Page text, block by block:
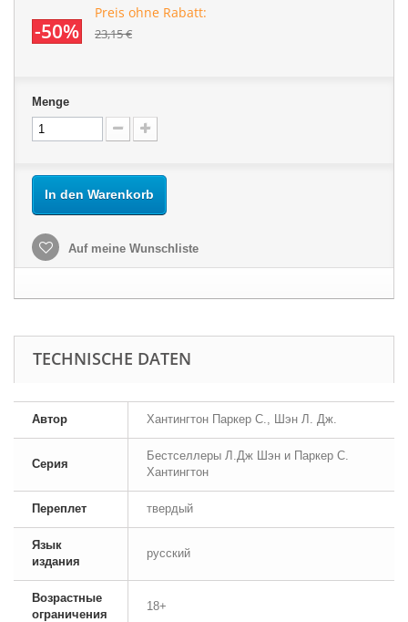
-50%
Preis ohne Rabatt:
23,15 €
Menge
In den Warenkorb
Auf meine Wunschliste
TECHNISCHE DATEN
Автор Хантингтон Паркер С., Шэн Л. Дж.
Серия
Бестселлеры Л.Дж Шэн и Паркер С.
Хантингтон
Переплет твердый
Язык
издания
русский
Возрастные
ограничения
18+